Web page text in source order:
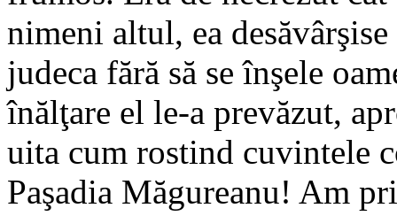
nimeni altul, ea
judeca fără să se înşele
înălţare el le-a prevăzut,
uita cum rostind cuvintele
Paşadia Măgureanu! Am